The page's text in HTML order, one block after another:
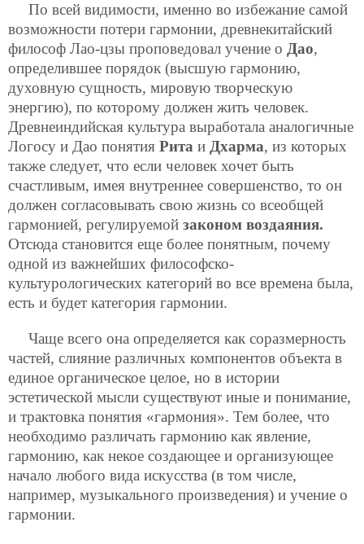
По всей видимости, именно во избежание самой
возможности потери гармонии, древнекитайский
философ Лао-цзы проповедовал учение о Дао,
определившее порядок (высшую гармонию,
духовную сущность, мировую творческую
энергию), по которому должен жить человек.
Древнеиндийская культура выработала аналогичные
Логосу и Дао понятия Рита и Дхарма, из которых
также следует, что если человек хочет быть
счастливым, имея внутреннее совершенство, то он
должен согласовывать свою жизнь со всеобщей
гармонией, регулируемой законом воздаяния.
Отсюда становится еще более понятным, почему
одной из важнейших философско-
культурологических категорий во все времена была,
есть и будет категория гармонии.
Чаще всего она определяется как соразмерность
частей, слияние различных компонентов объекта в
единое органическое целое, но в истории
эстетической мысли существуют иные и понимание,
и трактовка понятия «гармония». Тем более, что
необходимо различать гармонию как явление,
гармонию, как некое создающее и организующее
начало любого вида искусства (в том числе,
например, музыкального произведения) и учение о
гармонии.